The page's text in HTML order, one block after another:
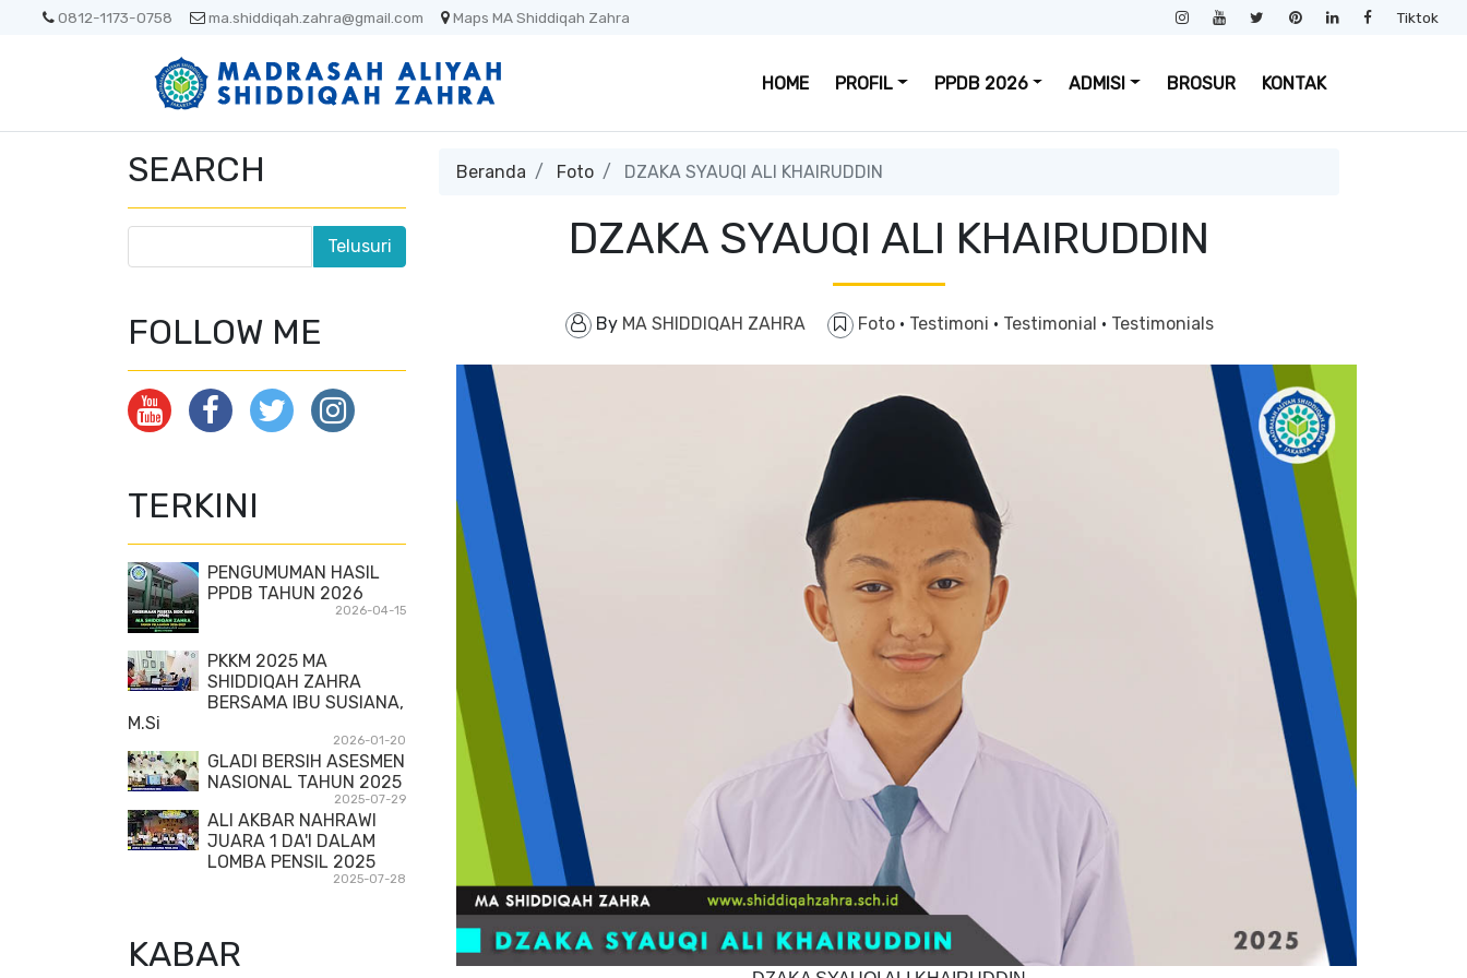
0812-1173-0758 ma.shiddiqah.zahra@gmail.com Maps MA Shiddiqah Zahra Tiktok
HOME PROFIL PPDB 2026 ADMISI BROSUR KONTAK
Beranda Foto DZAKA SYAUQI ALI KHAIRUDDIN
DZAKA SYAUQI ALI KHAIRUDDIN
By MA SHIDDIQAH ZAHRA Foto · Testimoni · Testimonial · Testimonials
SEARCH
FOLLOW ME
TERKINI
PENGUMUMAN HASIL
PPDB TAHUN 2026
2026-04-15
PKKM 2025 MA
SHIDDIQAH ZAHRA
BERSAMA IBU SUSIANA,
M.Si
2026-01-20
GLADI BERSIH ASESMEN
NASIONAL TAHUN 2025
2025-07-29
ALI AKBAR NAHRAWI
JUARA 1 DA'I DALAM
LOMBA PENSIL 2025
2025-07-28
KABAR